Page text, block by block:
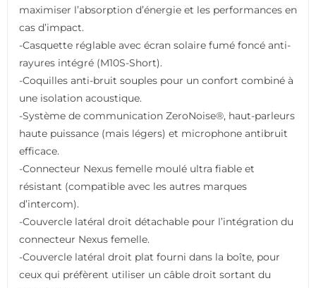
maximiser l’absorption d’énergie et les performances en
cas d’impact.
-Casquette réglable avec écran solaire fumé foncé anti-
rayures intégré (M10S-Short).
-Coquilles anti-bruit souples pour un confort combiné à
une isolation acoustique.
-Système de communication ZeroNoise®, haut-parleurs
haute puissance (mais légers) et microphone antibruit
efficace.
-Connecteur Nexus femelle moulé ultra fiable et
résistant (compatible avec les autres marques
d’intercom).
-Couvercle latéral droit détachable pour l’intégration du
connecteur Nexus femelle.
-Couvercle latéral droit plat fourni dans la boîte, pour
ceux qui préfèrent utiliser un câble droit sortant du